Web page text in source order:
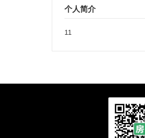
个人简介
11